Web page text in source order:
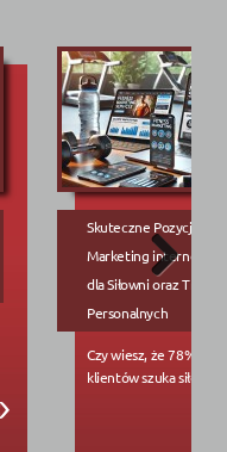
Skuteczne
Marketing internetowy
dla Siłowni oraz
Personalnych
Czy wiesz, że 78%
klientów szuka siłowni...